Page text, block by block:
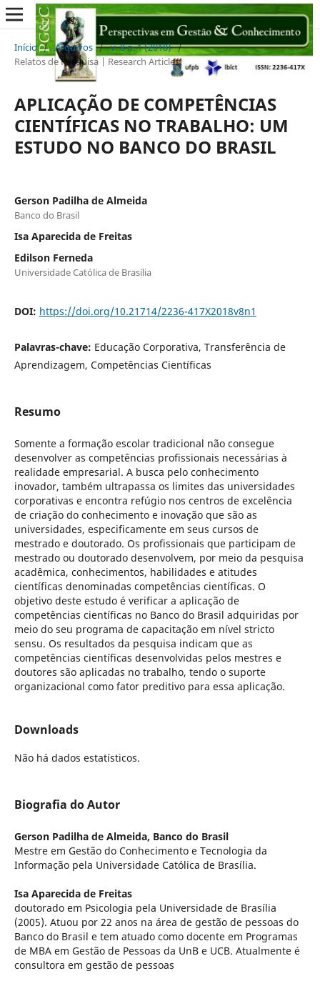
Início / Arquivos / v. 8 n. 1 (2018) /
Relatos de Pesquisa | Research Articles
APLICAÇÃO DE COMPETÊNCIAS
CIENTÍFICAS NO TRABALHO: UM
ESTUDO NO BANCO DO BRASIL
Gerson Padilha de Almeida
Banco do Brasil
Isa Aparecida de Freitas
Edilson Ferneda
Universidade Católica de Brasília
DOI: https://doi.org/10.21714/2236-417X2018v8n1
Palavras-chave: Educação Corporativa, Transferência de
Aprendizagem, Competências Científicas
Resumo
Somente a formação escolar tradicional não consegue
desenvolver as competências profissionais necessárias à
realidade empresarial. A busca pelo conhecimento
inovador, também ultrapassa os limites das universidades
corporativas e encontra refúgio nos centros de excelência
de criação do conhecimento e inovação que são as
universidades, especificamente em seus cursos de
mestrado e doutorado. Os profissionais que participam de
mestrado ou doutorado desenvolvem, por meio da pesquisa
acadêmica, conhecimentos, habilidades e atitudes
científicas denominadas competências científicas. O
objetivo deste estudo é verificar a aplicação de
competências científicas no Banco do Brasil adquiridas por
meio do seu programa de capacitação em nível stricto
sensu. Os resultados da pesquisa indicam que as
competências científicas desenvolvidas pelos mestres e
doutores são aplicadas no trabalho, tendo o suporte
organizacional como fator preditivo para essa aplicação.
Downloads
Não há dados estatísticos.
Biografia do Autor
Gerson Padilha de Almeida, Banco do Brasil
Mestre em Gestão do Conhecimento e Tecnologia da
Informação pela Universidade Católica de Brasília.
Isa Aparecida de Freitas
doutorado em Psicologia pela Universidade de Brasília
(2005). Atuou por 22 anos na área de gestão de pessoas do
Banco do Brasil e tem atuado como docente em Programas
de MBA em Gestão de Pessoas da UnB e UCB. Atualmente é
consultora em gestão de pessoas